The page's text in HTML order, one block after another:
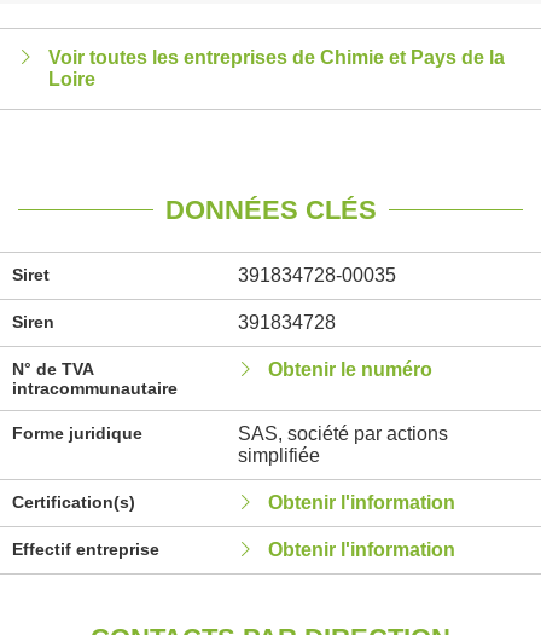
Voir toutes les entreprises de Chimie et Pays de la
Loire
DONNÉES CLÉS
Siret 391834728-00035
Siren 391834728
N° de TVA
intracommunautaire
Obtenir le numéro
Forme juridique
SAS, société par actions
simplifiée
Certification(s) Obtenir l'information
Effectif entreprise Obtenir l'information